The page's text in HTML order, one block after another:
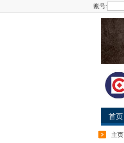
账号:
首页
主页